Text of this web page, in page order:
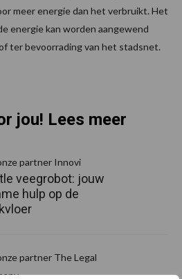
meer energie dan het verbruikt. Het
energie kan worden aangewend
ter bevoorrading van het stadsnet.
jou! Lees meer
partner Innovi
veegrobot: jouw
hulp op de
partner The Legal